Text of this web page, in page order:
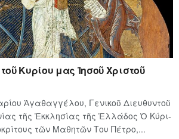
Κυρίου μας Ἰησοῦ Χριστοῦ
Ἀγαθαγγέλου, Γενικοῦ Διευθυντοῦ
τῆς Ἐκκλησίας τῆς Ἑλλάδος Ὁ Κύ­ρι­
τῶν Μα­θη­τῶν Του Πέ­τρο,...